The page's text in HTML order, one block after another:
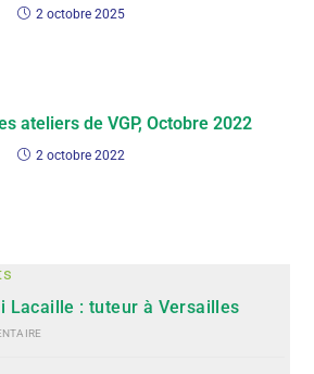
2 octobre 2025
ateliers de VGP, Octobre 2022
2 octobre 2022
Lacaille : tuteur à Versailles